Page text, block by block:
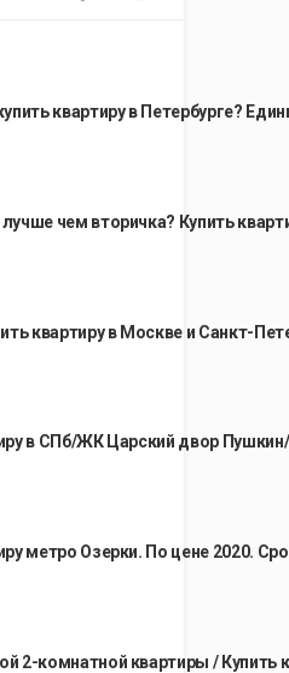
квартиру в Петербурге?
чем вторичка? Купить
квартиру в Москве и Санкт-
в СПб/ЖК Царский двор
метро Озерки. По цене 2020.
2-комнатной квартиры / Купить